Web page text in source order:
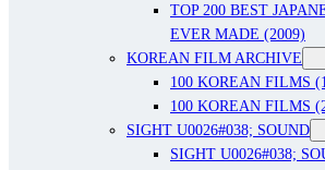
TOP 200 BEST
EVER MADE (2009)
KOREAN FILM ARCHIVE
100 KOREAN FILMS
100 KOREAN FILMS
SIGHT U0026#038; SOUND
SIGHT U0026#038;